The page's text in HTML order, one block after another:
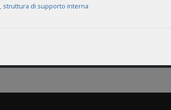
, struttura di supporto interna